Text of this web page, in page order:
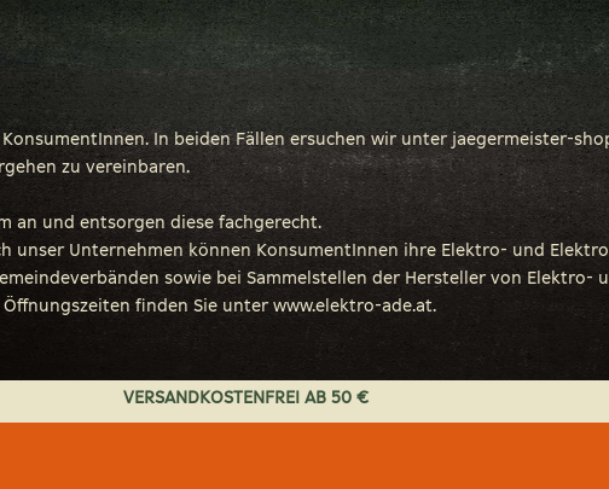
In beiden Fällen ersuchen wir unter jaegermeister-
zu vereinbaren.
an und entsorgen diese fachgerecht.
unser Unternehmen können KonsumentInnen ihre Elektro- und
sowie bei Sammelstellen der Hersteller von
finden Sie unter www.elektro-ade.at.
VERSANDKOSTENFREI AB 50 €